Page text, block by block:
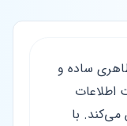
ساده و
اطلاعات
با